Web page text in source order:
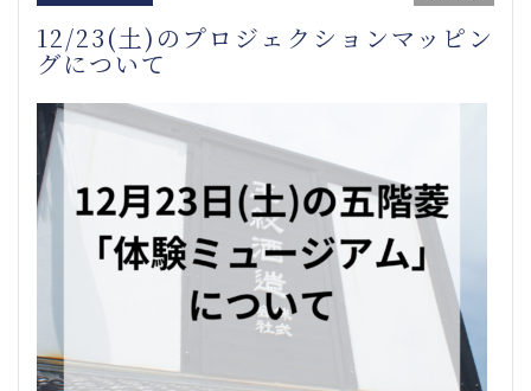
12/23(土)のプロジェクションマッピン
グについて